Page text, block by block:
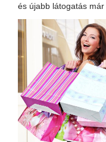
és újabb látogatás